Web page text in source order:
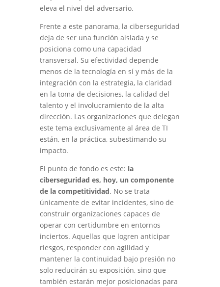
eleva el nivel del adversario.
Frente a este panorama, la ciberseguridad
deja de ser una función aislada y se
posiciona como una capacidad
transversal. Su efectividad depende
menos de la tecnología en sí y más de la
integración con la estrategia, la claridad
en la toma de decisiones, la calidad del
talento y el involucramiento de la alta
dirección. Las organizaciones que delegan
este tema exclusivamente al área de TI
están, en la práctica, subestimando su
impacto.
El punto de fondo es este: la
ciberseguridad es, hoy, un componente
de la competitividad. No se trata
únicamente de evitar incidentes, sino de
construir organizaciones capaces de
operar con certidumbre en entornos
inciertos. Aquellas que logren anticipar
riesgos, responder con agilidad y
mantener la continuidad bajo presión no
solo reducirán su exposición, sino que
también estarán mejor posicionadas para